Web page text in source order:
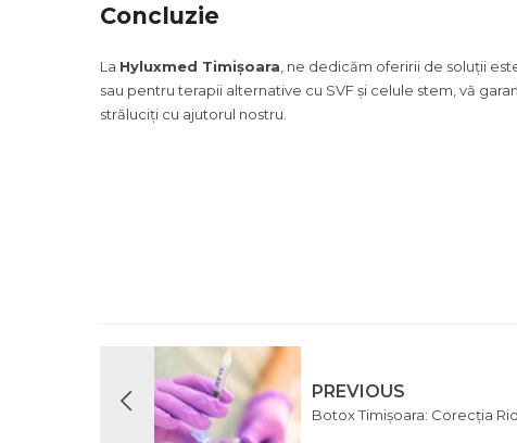
Concluzie
La Hyluxmed Timișoara , ne dedicăm oferirii de soluții
sau pentru terapii alternative cu SVF și celule stem, vă
străluciți cu ajutorul nostru.
PREVIOUS
Botox Timișoara: Corecția